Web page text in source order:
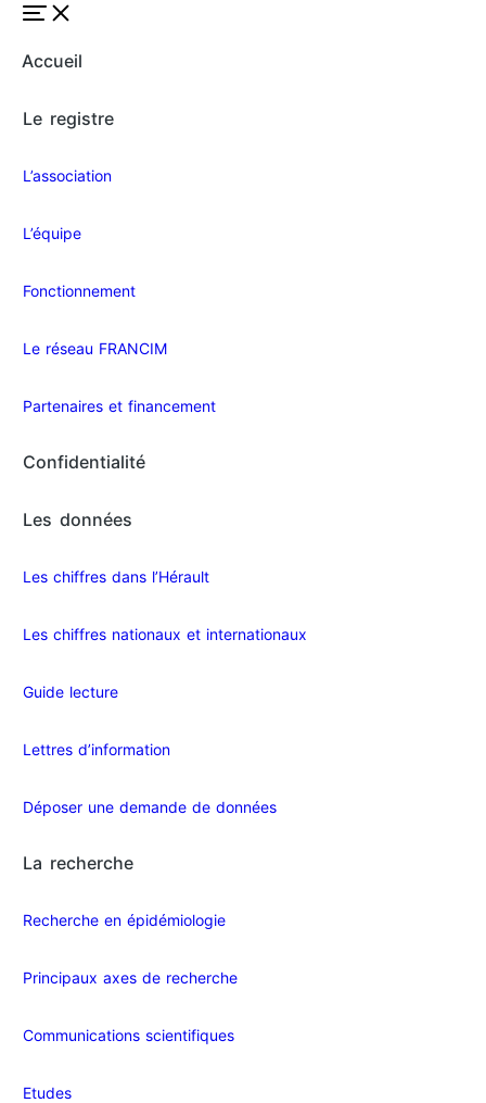
Accueil
Le registre
L’association
L’équipe
Fonctionnement
Le réseau FRANCIM
Partenaires et financement
Confidentialité
Les données
Les chiffres dans l’Hérault​
Les chiffres nationaux et internationaux
Guide lecture
Lettres d’information
Déposer une demande de données
La recherche
Recherche en épidémiologie
Principaux axes de recherche
Communications scientifiques
Etudes